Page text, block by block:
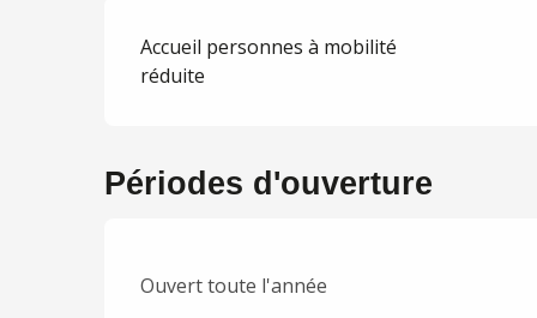
Accueil personnes à mobilité
réduite
Périodes d'ouverture
Ouvert toute l'année